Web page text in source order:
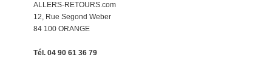
ALLERS-RETOURS.com
12, Rue Segond Weber
84 100 ORANGE
Tél. 04 90 61 36 79